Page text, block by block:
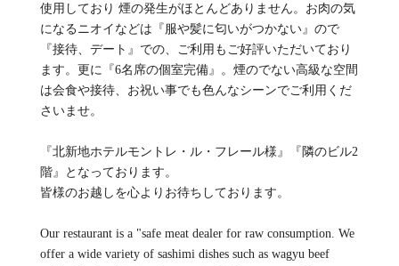
使用しており 煙の発生がほとんどありません。お肉の気
になるニオイなどは『服や髪に匂いがつかない』ので
『接待、デート』での、ご利用もご好評いただいており
ます。更に『6名席の個室完備』。煙のでない高級な空間
は会食や接待、お祝い事でも色んなシーンでご利用くだ
さいませ。
『北新地ホテルモントレ・ル・フレール様』『隣のビル2
階』となっております。
皆様のお越しを心よりお待ちしております。
Our restaurant is a "safe meat dealer for raw consumption. We
offer a wide variety of sashimi dishes such as wagyu beef